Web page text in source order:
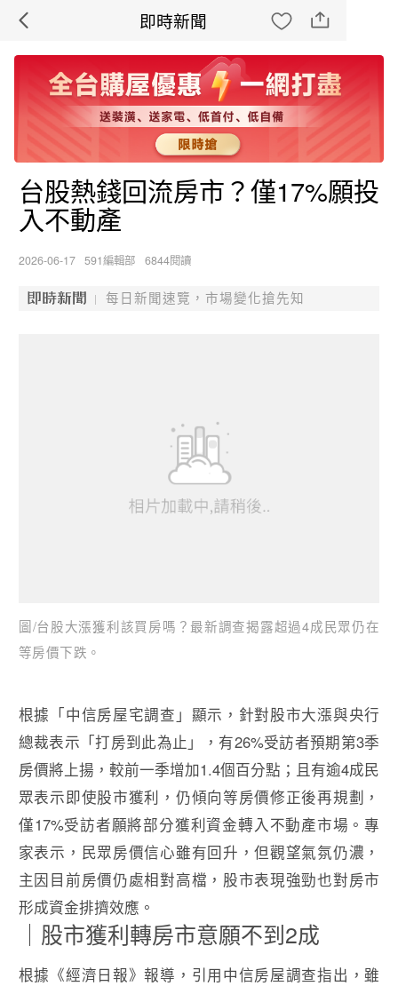
即時新聞
台股熱錢回流房市？僅17%願投
入不動產
2026-06-17 591編輯部 6844閱讀
每日新聞速覽，市場變化搶先知
圖/台股大漲獲利該買房嗎？最新調查揭露超過4成民眾仍在
等房價下跌。
根據「中信房屋宅調查」顯示，針對股市大漲與央行
總裁表示「打房到此為止」，有26%受訪者預期第3季
房價將上揚，較前一季增加1.4個百分點；且有逾4成民
眾表示即使股市獲利，仍傾向等房價修正後再規劃，
僅17%受訪者願將部分獲利資金轉入不動產市場。專
家表示，民眾房價信心雖有回升，但觀望氣氛仍濃，
主因目前房價仍處相對高檔，股市表現強勁也對房市
形成資金排擠效應。
｜股市獲利轉房市意願不到2成
根據《經濟日報》報導，引用中信房屋調查指出，雖